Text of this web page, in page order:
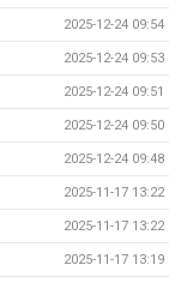
2025-12-24 09:54
2025-12-24 09:53
2025-12-24 09:51
2025-12-24 09:50
2025-12-24 09:48
2025-11-17 13:22
2025-11-17 13:22
2025-11-17 13:19